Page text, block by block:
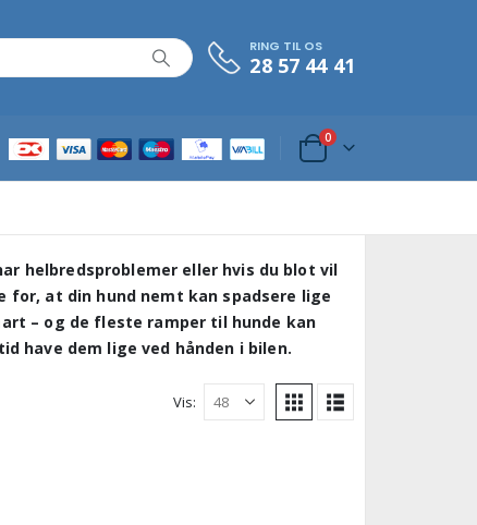
RING TIL OS
28 57 44 41
0
helbredsproblemer eller hvis du blot vil
at din hund nemt kan spadsere lige
– og de fleste ramper til hunde kan
have dem lige ved hånden i bilen.
Vis: